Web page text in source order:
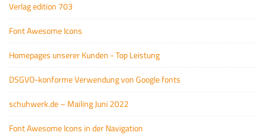
Verlag edition 703
Font Awesome Icons
Homepages unserer Kunden - Top Leistung
DSGVO-konforme Verwendung von Google fonts
schuhwerk.de – Mailing Juni 2022
Font Awesome Icons in der Navigation